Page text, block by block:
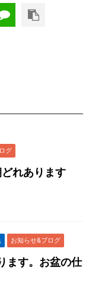
グ
れあります
お知らせ&ブログ
ます。お盆の仕